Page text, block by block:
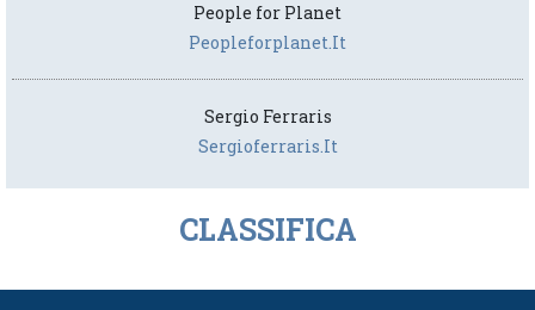
People for Planet
Peopleforplanet.it
Sergio Ferraris
Sergioferraris.it
CLASSIFICA